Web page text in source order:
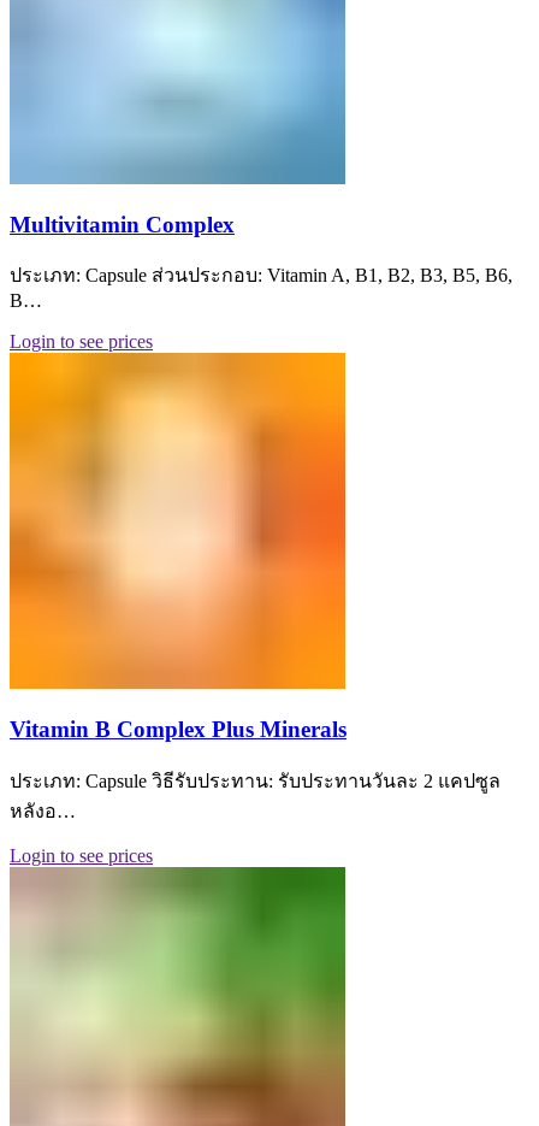
Multivitamin Complex
ประเภท: Capsule ส่วนประกอบ: Vitamin A, B1, B2, B3, B5, B6,
B…
Login to see prices
Vitamin B Complex Plus Minerals
ประเภท: Capsule วิธีรับประทาน: รับประทานวันละ 2 แคปซูล
หลังอ…
Login to see prices